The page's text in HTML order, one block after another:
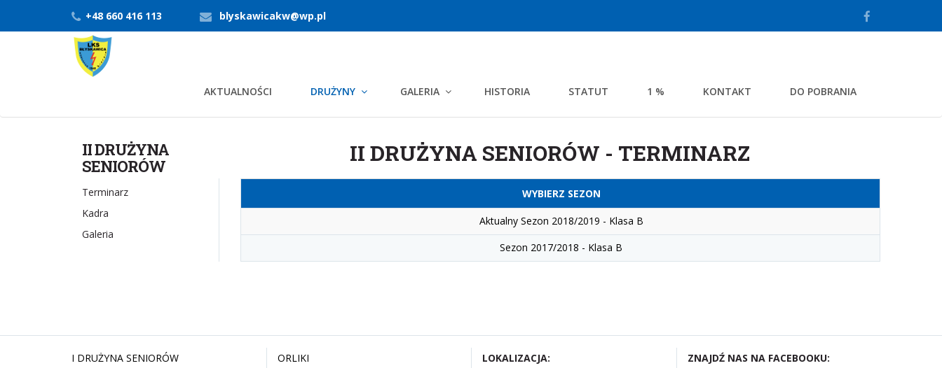
+48 660 416 113 blyskawicakw@wp.pl
AKTUALNOŚCI DRUŻYNY GALERIA HISTORIA STATUT 1 % KONTAKT DO POBRANIA
II DRUŻYNA SENIORÓW - TERMINARZ
WYBIERZ SEZON
Aktualny Sezon 2018/2019 - Klasa B
Sezon 2017/2018 - Klasa B
II DRUŻYNA
SENIORÓW
Terminarz
Kadra
Galeria
I DRUŻYNA SENIORÓW
ORLIKI
LOKALIZACJA:
ZNAJDŹ NAS NA FACEBOOKU: